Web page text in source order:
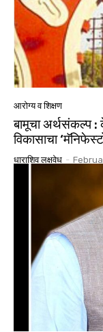
आरोग्य व शिक्षण
बामूचा अर्थसंकल्प
विकासाचा
धाराशिव लक्षवेध -